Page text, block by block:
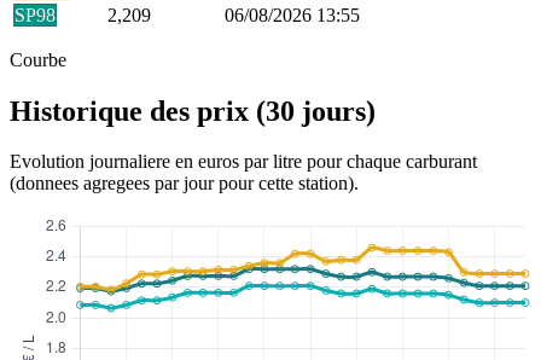
SP98
2,209 06/08/2026 13:55
Courbe
Historique des prix (30 jours)
Evolution journaliere en euros par litre pour chaque carburant
(donnees agregees par jour pour cette station).